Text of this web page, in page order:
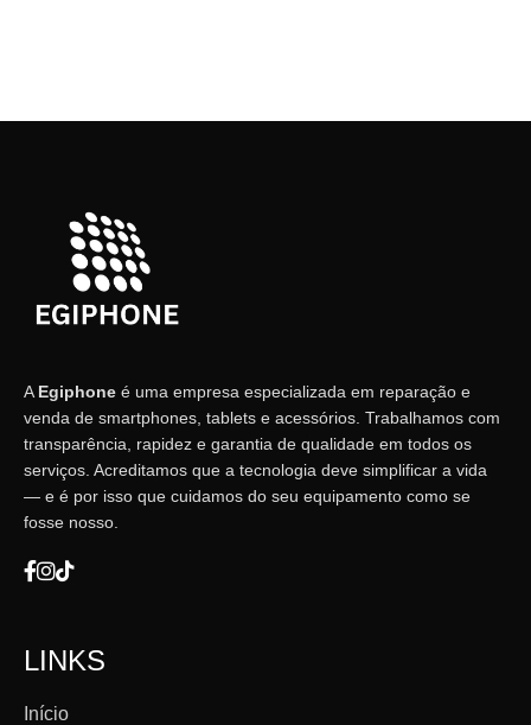
A Egiphone é uma empresa especializada em reparação e
venda de smartphones, tablets e acessórios. Trabalhamos com
transparência, rapidez e garantia de qualidade em todos os
serviços. Acreditamos que a tecnologia deve simplificar a vida
— e é por isso que cuidamos do seu equipamento como se
fosse nosso.
LINKS
Início